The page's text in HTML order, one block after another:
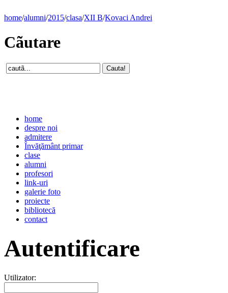
home/alumni/2015/clasa/XII B/Kovaci Andrei
Cãutare
home
despre noi
admitere
Învăţământ primar
clase
alumni
profesori
link-uri
galerie foto
proiecte
bibliotecă
contact
Autentificare
Utilizator: